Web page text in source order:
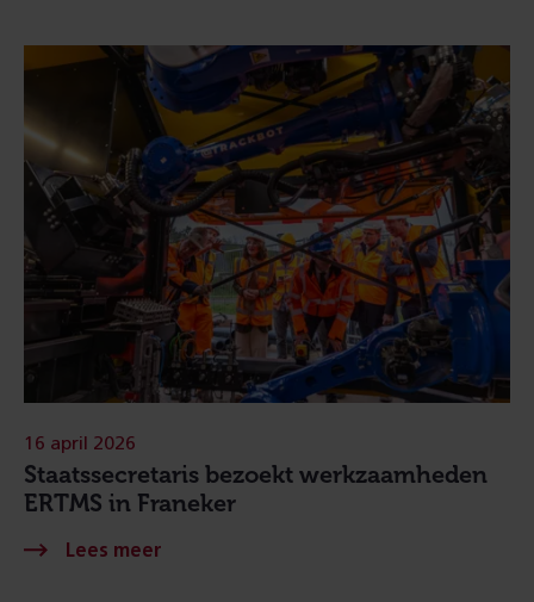
Staatssecretaris bezoekt werkzaamheden
ERTMS in Franeker
16 april 2026